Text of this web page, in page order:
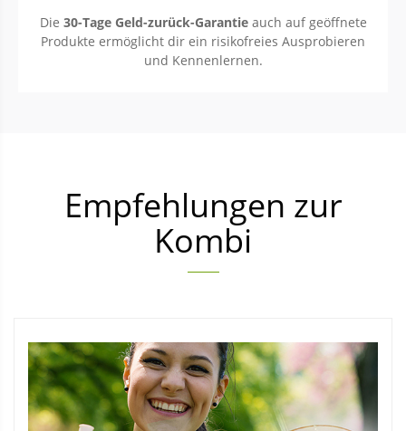
Die 30-Tage Geld-zurück-Garantieauch auf geöffnete
Produkte ermöglicht dir ein risikofreies Ausprobieren
und Kennenlernen.
Empfehlungen zur
Kombi